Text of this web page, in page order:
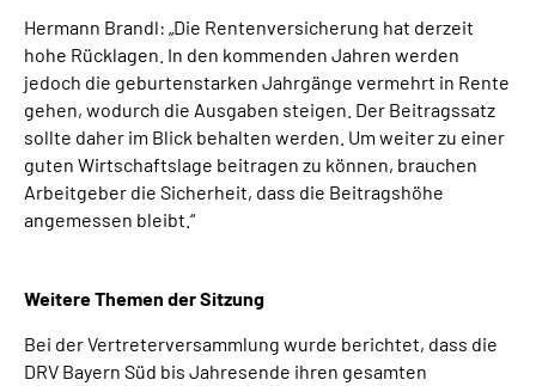
Hermann Brandl: „Die Rentenversicherung hat derzeit
hohe Rücklagen. In den kommenden Jahren werden
jedoch die geburtenstarken Jahrgänge vermehrt in Rente
gehen, wodurch die Ausgaben steigen. Der Beitragssatz
sollte daher im Blick behalten werden. Um weiter zu einer
guten Wirtschaftslage beitragen zu können, brauchen
Arbeitgeber die Sicherheit, dass die Beitragshöhe
angemessen bleibt.“
Weitere Themen der Sitzung
Bei der Vertreterversammlung wurde berichtet, dass die
DRV Bayern Süd bis Jahresende ihren gesamten